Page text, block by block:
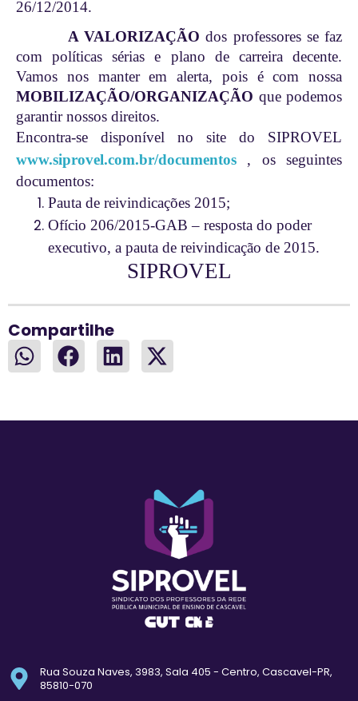
26/12/2014.
A VALORIZAÇÃO dos professores se faz
com políticas sérias e plano de carreira decente.
Vamos nos manter em alerta, pois é com nossa
MOBILIZAÇÃO/ORGANIZAÇÃO que podemos
garantir nossos direitos.
Encontra-se disponível no site do SIPROVEL
www.siprovel.com.br/documentos , os seguintes
documentos:
Pauta de reivindicações 2015;
Ofício 206/2015-GAB – resposta do poder
executivo, a pauta de reivindicação de 2015.
SIPROVEL
Compartilhe
Rua Souza Naves, 3983, Sala 405 - Centro, Cascavel-PR,
85810-070